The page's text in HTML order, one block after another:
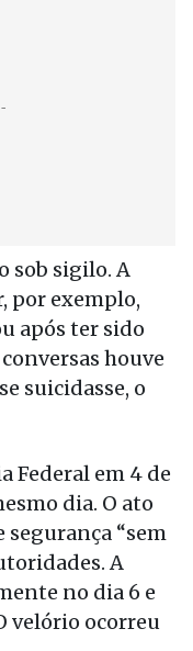
sob sigilo. A
por exemplo,
após ter sido
houve
suicidasse, o
Federal em 4 de
dia. O ato
“sem
A
no dia 6 e
velório ocorreu